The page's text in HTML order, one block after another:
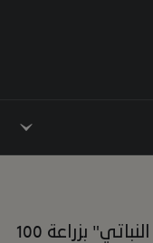
نيوم تطلق مبادرة "تنمية الغطاء النباتي" بزراعة 100